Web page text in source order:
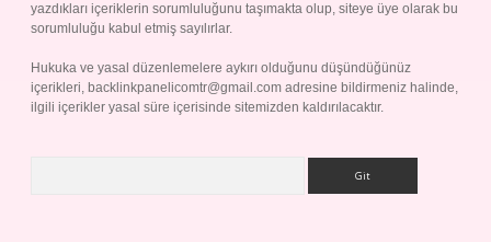
yazdıkları içeriklerin sorumluluğunu taşımakta olup, siteye üye olarak bu
sorumluluğu kabul etmiş sayılırlar.
Hukuka ve yasal düzenlemelere aykırı olduğunu düşündüğünüz
içerikleri, backlinkpanelicomtr@gmail.com adresine bildirmeniz halinde,
ilgili içerikler yasal süre içerisinde sitemizden kaldırılacaktır.